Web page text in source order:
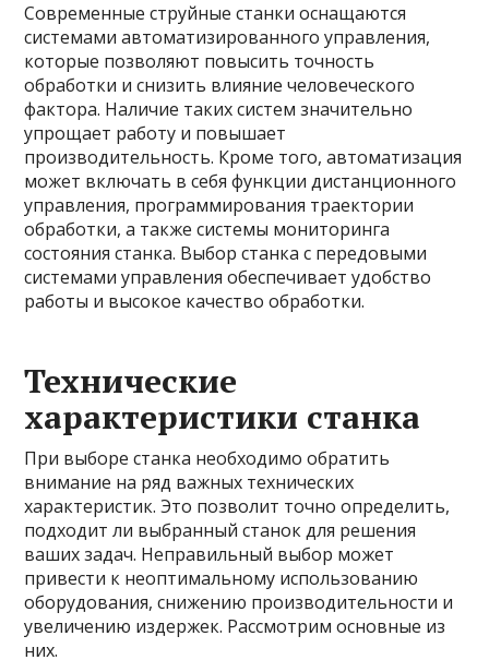
Современные струйные станки оснащаются
системами автоматизированного управления,
которые позволяют повысить точность
обработки и снизить влияние человеческого
фактора. Наличие таких систем значительно
упрощает работу и повышает
производительность. Кроме того, автоматизация
может включать в себя функции дистанционного
управления, программирования траектории
обработки, а также системы мониторинга
состояния станка. Выбор станка с передовыми
системами управления обеспечивает удобство
работы и высокое качество обработки.
Технические
характеристики станка
При выборе станка необходимо обратить
внимание на ряд важных технических
характеристик. Это позволит точно определить,
подходит ли выбранный станок для решения
ваших задач. Неправильный выбор может
привести к неоптимальному использованию
оборудования, снижению производительности и
увеличению издержек. Рассмотрим основные из
них.